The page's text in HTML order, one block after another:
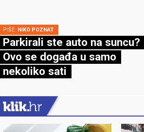
PIŠE: NIKO POZNAT
Parkirali ste auto na suncu?
Ovo se događa u samo
nekoliko sati